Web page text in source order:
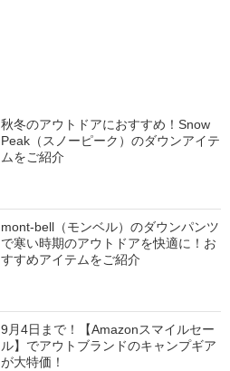
秋冬のアウトドアにおすすめ！Snow
Peak（スノーピーク）のダウンアイテ
ムをご紹介
mont-bell（モンベル）のダウンパンツ
で寒い時期のアウトドアを快適に！お
すすめアイテムをご紹介
9月4日まで！【Amazonスマイルセー
ル】でアウトブランドのキャンプギア
が大特価！